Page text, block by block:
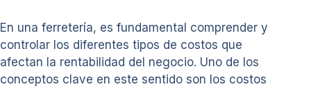
En una ferretería, es fundamental comprender y
controlar los diferentes tipos de costos que
afectan la rentabilidad del negocio. Uno de los
conceptos clave en este sentido son los costos